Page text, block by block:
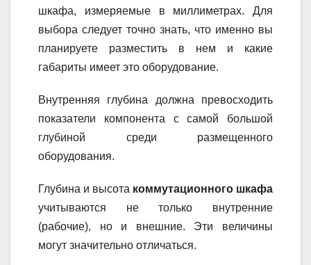
шкафа, измеряемые в миллиметрах. Для
выбора следует точно знать, что именно вы
планируете разместить в нем и какие
габариты имеет это оборудование.
Внутренняя глубина должна превосходить
показатели компонента с самой большой
глубиной среди размещенного
оборудования.
Глубина и высота коммутационного шкафа
учитываются не только внутренние
(рабочие), но и внешние. Эти величины
могут значительно отличаться.